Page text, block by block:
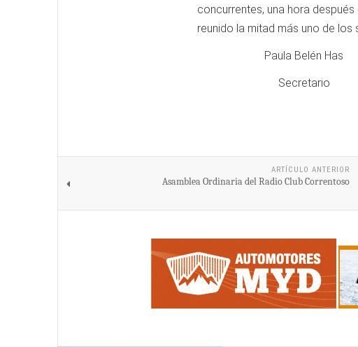
concurrentes, una hora
reunido la mitad más uno de
Paula Belén
ARTÍCULO ANTERIOR
Asamblea Ordinaria del Radio Club Correntoso